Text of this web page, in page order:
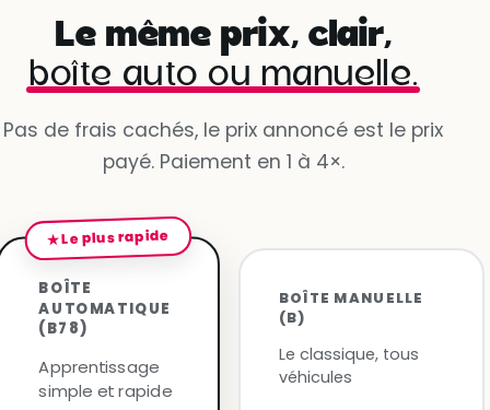
Le même prix, clair,
boîte auto ou manuelle.
Pas de frais cachés, le prix annoncé est le prix
payé. Paiement en 1 à 4×.
★ Le plus rapide
BOÎTE
AUTOMATIQUE
(B78)
Apprentissage
simple et rapide
BOÎTE MANUELLE
(B)
Le classique, tous
véhicules